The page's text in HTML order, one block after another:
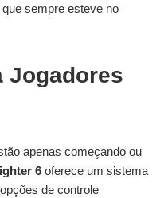
sempre esteve no
Jogadores
apenas começando ou
6 oferece um sistema
de controle